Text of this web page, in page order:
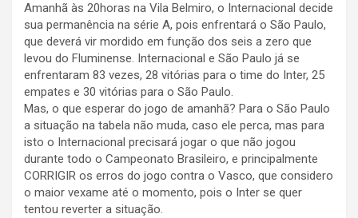
Amanhã às 20horas na Vila Belmiro, o Internacional decide
sua permanência na série A, pois enfrentará o São Paulo,
que deverá vir mordido em função dos seis a zero que
levou do Fluminense. Internacional e São Paulo já se
enfrentaram 83 vezes, 28 vitórias para o time do Inter, 25
empates e 30 vitórias para o São Paulo.
Mas, o que esperar do jogo de amanhã? Para o São Paulo
a situação na tabela não muda, caso ele perca, mas para
isto o Internacional precisará jogar o que não jogou
durante todo o Campeonato Brasileiro, e principalmente
CORRIGIR os erros do jogo contra o Vasco, que considero
o maior vexame até o momento, pois o Inter se quer
tentou reverter a situação.